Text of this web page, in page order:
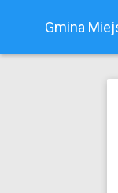
Gmina